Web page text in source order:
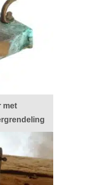
met